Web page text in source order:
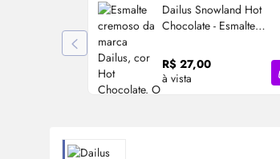
Dailus Snowland Hot
Chocolate - Esmalte
R$ 27,00
à vista